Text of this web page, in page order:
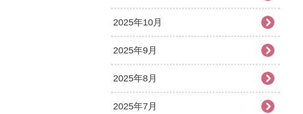
2025年10月
2025年9月
2025年8月
2025年7月